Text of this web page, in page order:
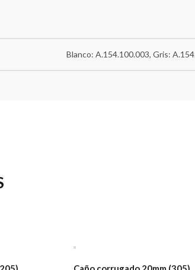
Blanco: A.154.100.003, Gris: